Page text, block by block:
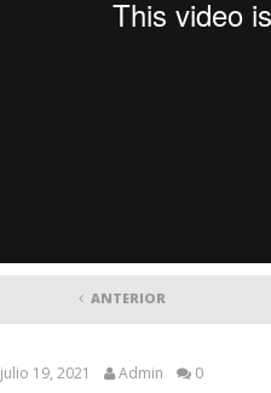
ANTERIOR
julio 19, 2021 Admin 0